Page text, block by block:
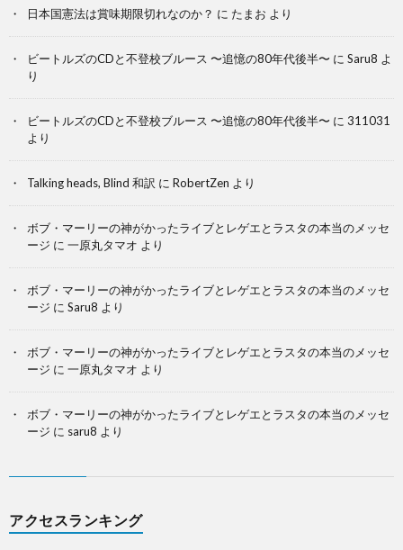
日本国憲法は賞味期限切れなのか？ に たまお より
ビートルズのCDと不登校ブルース 〜追憶の80年代後半〜 に Saru8 よ
り
ビートルズのCDと不登校ブルース 〜追憶の80年代後半〜 に 311031
より
Talking heads, Blind 和訳 に RobertZen より
ボブ・マーリーの神がかったライブとレゲエとラスタの本当のメッセ
ージ に 一原丸タマオ より
ボブ・マーリーの神がかったライブとレゲエとラスタの本当のメッセ
ージ に Saru8 より
ボブ・マーリーの神がかったライブとレゲエとラスタの本当のメッセ
ージ に 一原丸タマオ より
ボブ・マーリーの神がかったライブとレゲエとラスタの本当のメッセ
ージ に saru8 より
アクセスランキング